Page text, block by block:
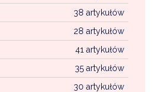
38 artykułów
28 artykułów
41 artykułów
35 artykułów
30 artykułów